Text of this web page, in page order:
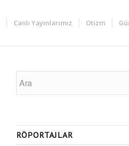
Canlı Yayınlarımız Otizm
RÖPORTAJLAR